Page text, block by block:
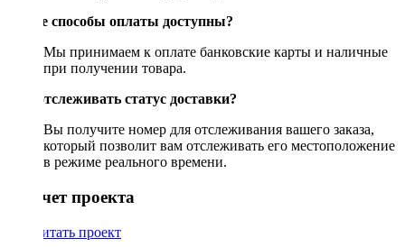
Какие способы оплаты доступны?
Мы принимаем к оплате банковские карты и наличные
при получении товара.
Как отслеживать статус доставки?
Вы получите номер для отслеживания вашего заказа,
который позволит вам отслеживать его местоположение
в режиме реального времени.
Рассчет проекта
Рассчитать проект